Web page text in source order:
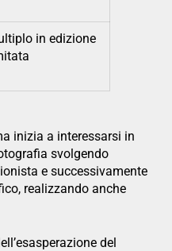
in edizione
inizia a interessarsi in
svolgendo
e successivamente
realizzando anche
del